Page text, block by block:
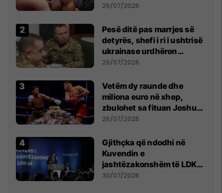
26/07/2026
Pesë ditë pas marrjes së
detyrës, shefi i ri i ushtrisë
ukrainase urdhëron
kontroll të madh
26/07/2026
Vetëm dy raunde dhe
miliona euro në xhep,
zbulohet sa fituan Joshua
e Prenga
26/07/2026
Gjithçka që ndodhi në
Kuvendin e
jashtëzakonshëm të LDK-
së
30/07/2026